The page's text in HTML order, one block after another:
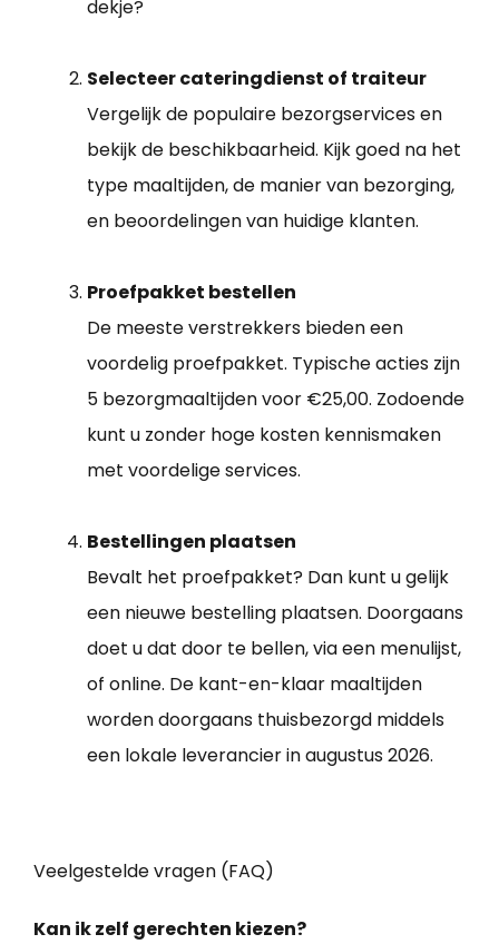
dekje?
Selecteer cateringdienst of traiteur
Vergelijk de populaire bezorgservices en
bekijk de beschikbaarheid. Kijk goed na het
type maaltijden, de manier van bezorging,
en beoordelingen van huidige klanten.
Proefpakket bestellen
De meeste verstrekkers bieden een
voordelig proefpakket. Typische acties zijn
5 bezorgmaaltijden voor €25,00. Zodoende
kunt u zonder hoge kosten kennismaken
met voordelige services.
Bestellingen plaatsen
Bevalt het proefpakket? Dan kunt u gelijk
een nieuwe bestelling plaatsen. Doorgaans
doet u dat door te bellen, via een menulijst,
of online. De kant-en-klaar maaltijden
worden doorgaans thuisbezorgd middels
een lokale leverancier in augustus 2026.
Veelgestelde vragen (FAQ)
Kan ik zelf gerechten kiezen?